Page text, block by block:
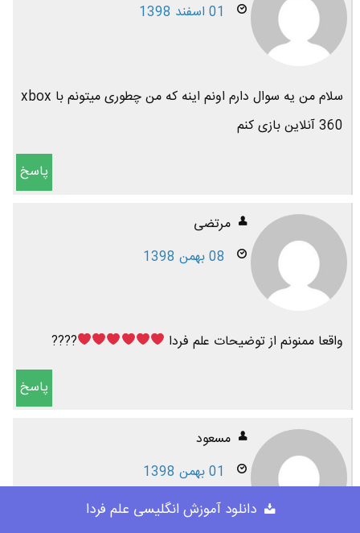
01 اسفند 1398
سلام من یه سوال دارم اونم اینه که من چطوری میتونم با xbox
360 آنلاین بازی کنم
پاسخ
مرتضی
08 بهمن 1398
واقعا ممنونم از توضیحات علم فردا ????
پاسخ
مسعود
01 بهمن 1398
دانلود آموزش انگلیسی علم فردا